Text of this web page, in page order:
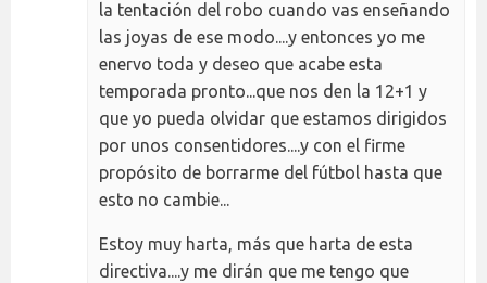
la tentación del robo cuando vas enseñando
las joyas de ese modo....y entonces yo me
enervo toda y deseo que acabe esta
temporada pronto...que nos den la 12+1 y
que yo pueda olvidar que estamos dirigidos
por unos consentidores....y con el firme
propósito de borrarme del fútbol hasta que
esto no cambie...
Estoy muy harta, más que harta de esta
directiva....y me dirán que me tengo que